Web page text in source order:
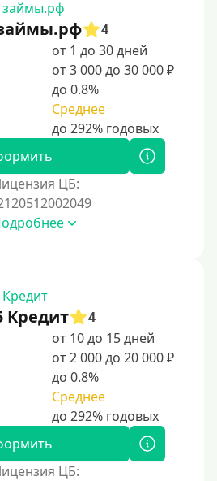
4
от 1 до 30 дней
от 3 000 до 30 000 ₽
до 0.8%
Среднее
ЦБ:
Кредит
4
от 10 до 15 дней
от 2 000 до 20 000 ₽
до 0.8%
Среднее
ЦБ: